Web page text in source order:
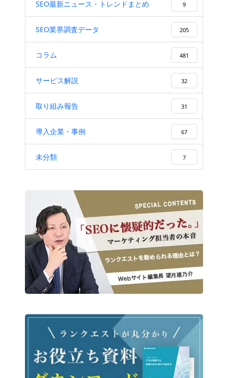
SEO最新ニュース・トレンドまとめ 9
SEO業界調査データ 205
コラム 481
サービス解説 32
取り組み報告 31
導入企業・事例 67
未分類 7